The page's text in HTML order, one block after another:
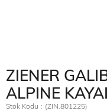
ZIENER
ALPINE
Stok Kodu (ZIN.801225)